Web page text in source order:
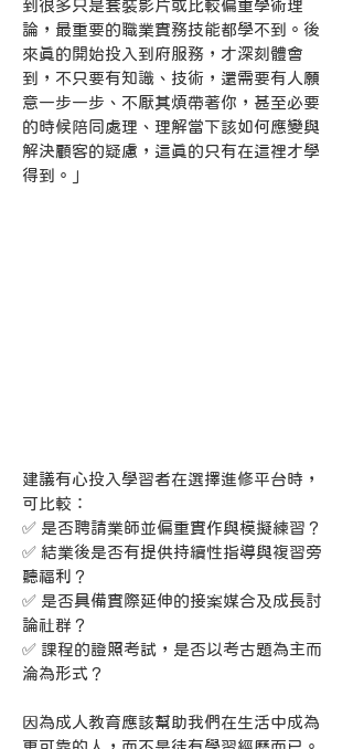
到很多只是套裝影片或比較偏重學術理
論，最重要的職業實務技能都學不到。後
來真的開始投入到府服務，才深刻體會
到，不只要有知識、技術，還需要有人願
意一步一步、不厭其煩帶著你，甚至必要
的時候陪同處理、理解當下該如何應變與
解決顧客的疑慮，這真的只有在這裡才學
得到。」
建議有心投入學習者在選擇進修平台時，
可比較：
✅ 是否聘請業師並偏重實作與模擬練習？
✅ 結業後是否有提供持續性指導與複習旁
聽福利？
✅ 是否具備實際延伸的接案媒合及成長討
論社群？
✅ 課程的證照考試，是否以考古題為主而
淪為形式？
因為成人教育應該幫助我們在生活中成為